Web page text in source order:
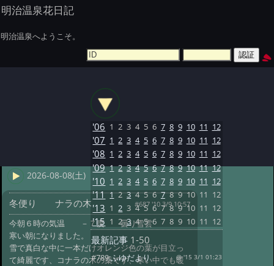
明治温泉花日記
明治温泉へようこそ。
2026-08-08(土)
冬便り ナラの木 #687 '10 3/9 10:57
今朝６時の気温 －７度 曇り雪雲
寒い朝になりました。
雪で真白な中に一本だけオレンジ色の葉が目立っ
て綺麗です、コナラの木の葉です、寒い中でも暖
'06 1 2 3 4 5 6 7 8 9 10 11 12
'07 1 2 3 4 5 6 7 8 9 10 11 12
'08 1 2 3 4 5 6 7 8 9 10 11 12
'09 1 2 3 4 5 6 7 8 9 10 11 12
'10 1 2 3 4 5 6 7 8 9 10 11 12
'11 1 2 3 4 5 6 7 8 9 10 11 12
'13 1 2 3 4 5 6 7 8 9 10 11 12
'15 1 2 3 4 5 6 7 8 9 10 11 12
最新記事 1-50
#789:ふゆだより @ '15 3/1 01:23